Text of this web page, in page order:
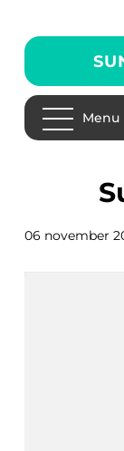
Menu
06 november